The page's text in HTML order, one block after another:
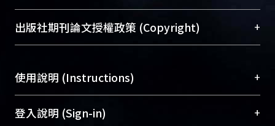
To permanently archive and promote researcher
profiles and scholarly works, Library integrates the
services of “NTU Repository” with “Academic
開放取用是從使用者角度提升資訊取用性的社會運
動，應用在學術研究上是透過將研究著作公開供使
用逐年攀升。同時可加速研究發展、提升研究影響
Archive）平台。 （點選深入了解OA）
出版社期刊論文授權政策 (Copyright) +
含部分內容的版權非匯入者所有，或由第三方贊
助與合作完成，請確認該版權所有者及第三方同
意提供此授權。
使用說明 (Instructions) +
網站簡介(Quickstart Guide)
登入說明 (Sign-in) +